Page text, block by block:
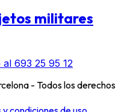
militares
693 25 95 12
- Todos los derechos